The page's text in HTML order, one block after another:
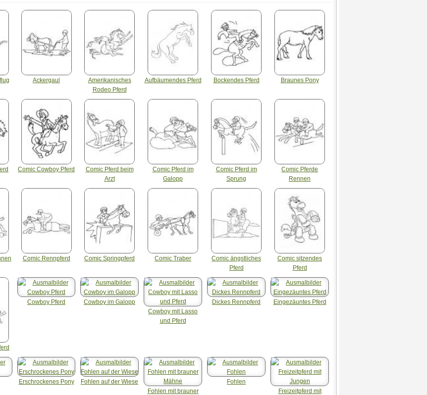
Ackergaul
Amerikanisches
Rodeo Pferd
Aufbäumendes Pferd Bockendes Pferd Braunes Pony
Comic Cowboy Pferd
Comic Pferd beim
Arzt
Comic Pferd im
Galopp
Comic Pferd im
Sprung
Comic Pferde
Rennen
Comic Rennpferd Comic Springpferd Comic Traber
Comic ängstliches
Pferd
Comic sitzendes
Pferd
Cowboy Pferd
Cowboy im Galopp
Cowboy mit Lasso
und Pferd
Dickes Rennpferd Eingezäuntes Pferd
Erschrockenes Pony
Fohlen auf der Wiese
Fohlen mit brauner
Fohlen
Freizeitpferd mit